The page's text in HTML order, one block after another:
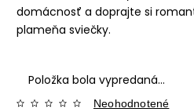
domácnosť a doprajte si
plameňa sviečky.
Položka bola vypredaná…
Neohodnotené